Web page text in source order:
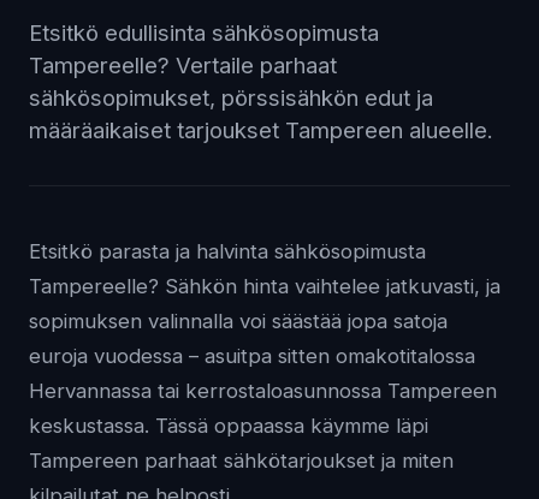
Etsitkö edullisinta sähkösopimusta
Tampereelle? Vertaile parhaat
sähkösopimukset, pörssisähkön edut ja
määräaikaiset tarjoukset Tampereen alueelle.
Etsitkö parasta ja halvinta sähkösopimusta
Tampereelle? Sähkön hinta vaihtelee jatkuvasti, ja
sopimuksen valinnalla voi säästää jopa satoja
euroja vuodessa – asuitpa sitten omakotitalossa
Hervannassa tai kerrostaloasunnossa Tampereen
keskustassa. Tässä oppaassa käymme läpi
Tampereen parhaat sähkötarjoukset ja miten